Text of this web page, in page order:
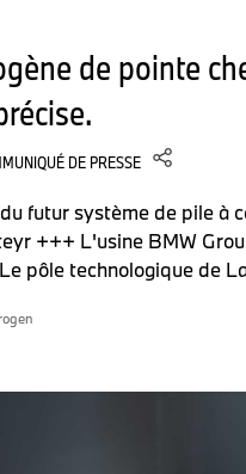
de pointe
DE PRESSE
futur système de pile à
+++ L'usine BMW
pôle technologique de